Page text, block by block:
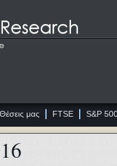
μας FTSE S&P